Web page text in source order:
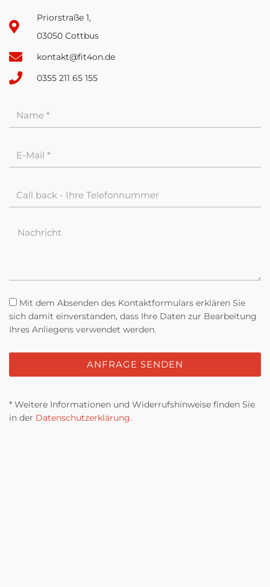
Priorstraße 1,
03050 Cottbus
kontakt@fit4on.de
0355 211 65 155
Mit dem Absenden des Kontaktformulars erklären Sie
sich damit einverstanden, dass Ihre Daten zur Bearbeitung
Ihres Anliegens verwendet werden.
ANFRAGE SENDEN
* Weitere Informationen und Widerrufshinweise finden Sie
in der Datenschutzerklärung.